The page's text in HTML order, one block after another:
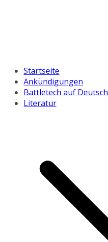
Startseite
Ankündigungen
Battletech auf Deutsch
Literatur